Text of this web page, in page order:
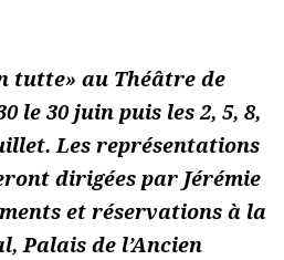
tutte» au Théâtre de
le 30 juin puis les 2, 5, 8,
Les représentations
dirigées par Jérémie
et réservations à la
Palais de l’Ancien